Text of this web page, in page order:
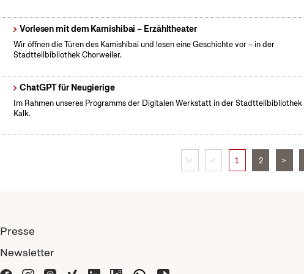
Vorlesen mit dem Kamishibai – Erzähltheater
Wir öffnen die Türen des Kamishibai und lesen eine Geschichte vor – in der
Stadtteilbibliothek Chorweiler.
ChatGPT für Neugierige
Im Rahmen unseres Programms der Digitalen Werkstatt in der Stadtteilbibliothek
Kalk.
|< < 1 2 >
Presse
Newsletter